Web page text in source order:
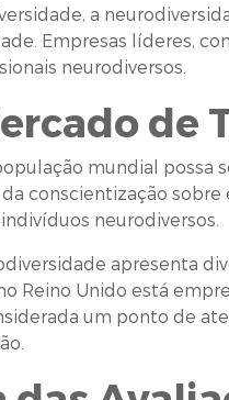
a
Empresas líderes,
neurodiversos.
de
mundial possa
conscientização
neurodiversos.
apresenta
Reino Unido está
um ponto de